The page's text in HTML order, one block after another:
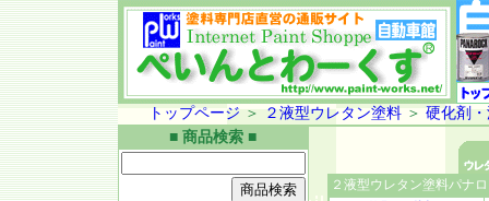
トップページ ＞ ２液型ウレタン塗料＞ 硬化剤
■ 商品検索 ■
２液型ウレタン塗料パナ